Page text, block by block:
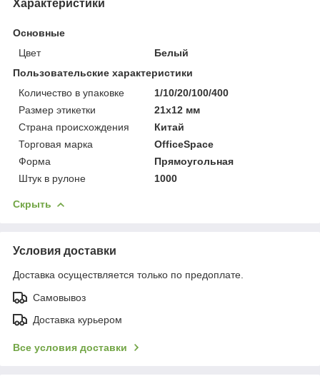
Характеристики
Основные
Цвет
Белый
Пользовательские характеристики
Количество в упаковке
1/10/20/100/400
Размер этикетки
21х12 мм
Страна происхождения
Китай
Торговая марка
OfficeSpace
Форма
Прямоугольная
Штук в рулоне
1000
Скрыть
Условия доставки
Доставка осуществляется только по предоплате.
Самовывоз
Доставка курьером
Все условия доставки